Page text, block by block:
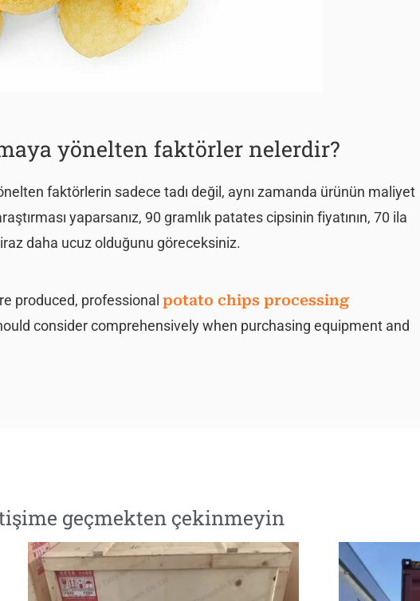
yönelten faktörler nelerdir?
faktörlerin sadece tadı değil, aynı zamanda ürünün maliyet
yaparsanız, 90 gramlık patates cipsinin fiyatının, 70 ila
daha ucuz olduğunu göreceksiniz.
produced, professional potato chips processing
consider comprehensively when purchasing equipment and
geçmekten çekinmeyin